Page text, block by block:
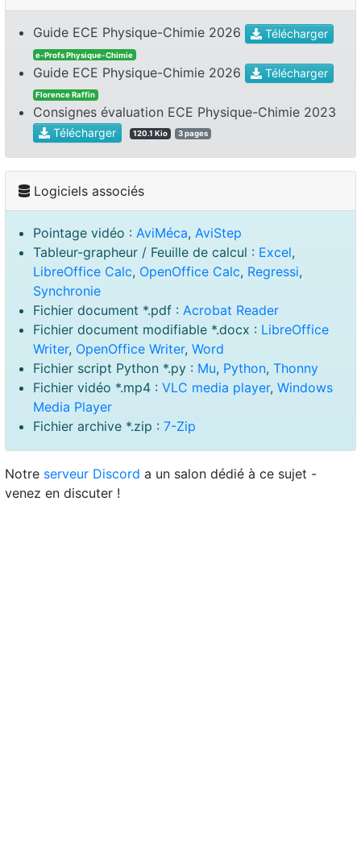
Guide ECE Physique-Chimie 2026 Télécharger
e-Profs Physique-Chimie
Guide ECE Physique-Chimie 2026 Télécharger
Florence Raffin
Consignes évaluation ECE Physique-Chimie 2023
Télécharger 120.1 Kio 3 pages
Logiciels associés
Pointage vidéo : AviMéca, AviStep
Tableur-grapheur / Feuille de calcul : Excel,
LibreOffice Calc, OpenOffice Calc, Regressi,
Synchronie
Fichier document *.pdf : Acrobat Reader
Fichier document modifiable *.docx : LibreOffice
Writer, OpenOffice Writer, Word
Fichier script Python *.py : Mu, Python, Thonny
Fichier vidéo *.mp4 : VLC media player, Windows
Media Player
Fichier archive *.zip : 7-Zip
Notre serveur Discord a un salon dédié à ce sujet -
venez en discuter !